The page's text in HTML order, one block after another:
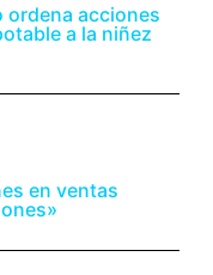
ordena acciones
a la niñez
en ventas